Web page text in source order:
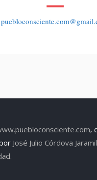
,
José Julio Córdova